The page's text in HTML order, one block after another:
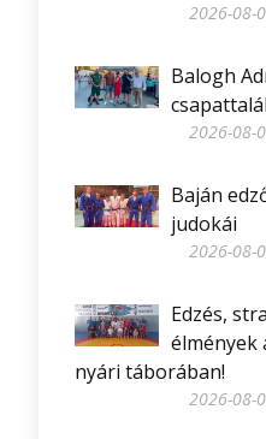
2026-08-
Balogh
2026-08-
Baján
judokái
2026-08-
Edzés,
élmények
nyári táborában!
2026-08-